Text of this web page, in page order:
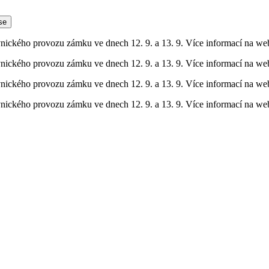
provozu zámku ve dnech 12. 9. a 13. 9. Více informací na
provozu zámku ve dnech 12. 9. a 13. 9. Více informací na
provozu zámku ve dnech 12. 9. a 13. 9. Více informací na
provozu zámku ve dnech 12. 9. a 13. 9. Více informací na